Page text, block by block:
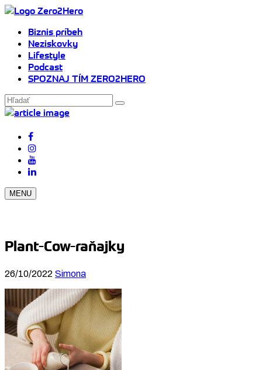
Biznis príbeh
Neziskovky
Lifestyle
Podcast
SPOZNAJ TÍM ZERO2HERO
MENU
Plant-Cow-raňajky
26/10/2022 Simona